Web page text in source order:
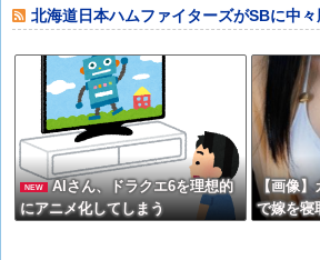
に怒り「極めて
北海道日本ハムファイターズがSBに中
NEW
AIさん、ドラクエ6を理想的
にアニメ化してしまう
【画像】
で嫁を寝